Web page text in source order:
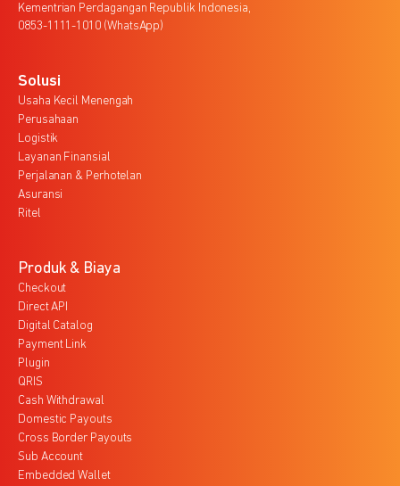
Kementrian Perdagangan Republik Indonesia,
0853-1111-1010 (WhatsApp)
Solusi
Usaha Kecil Menengah
Perusahaan
Logistik
Layanan Finansial
Perjalanan & Perhotelan
Asuransi
Ritel
Produk & Biaya
Checkout
Direct API
Digital Catalog
Payment Link
Plugin
QRIS
Cash Withdrawal
Domestic Payouts
Cross Border Payouts
Sub Account
Embedded Wallet